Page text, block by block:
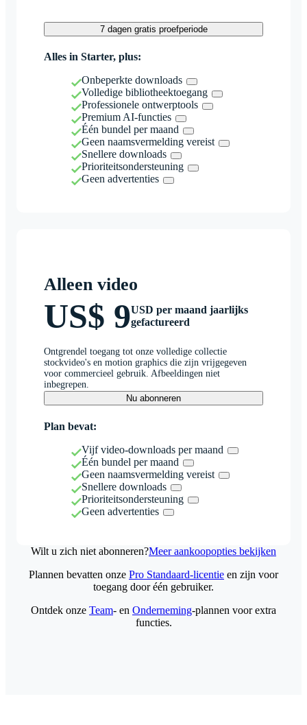
7 dagen gratis proefperiode
Alles in Starter, plus:
Onbeperkte downloads
Volledige bibliotheektoegang
Professionele ontwerptools
Premium AI-functies
Één bundel per maand
Geen naamsvermelding vereist
Snellere downloads
Prioriteitsondersteuning
Geen advertenties
Alleen video
US$ 9USD per maand jaarlijks
gefactureerd
Ontgrendel toegang tot onze volledige collectie
stockvideo's en motion graphics die zijn vrijgegeven
voor commercieel gebruik. Afbeeldingen niet
inbegrepen.
Nu abonneren
Plan bevat:
Vijf video-downloads per maand
Één bundel per maand
Geen naamsvermelding vereist
Snellere downloads
Prioriteitsondersteuning
Geen advertenties
Wilt u zich niet abonneren?Meer aankoopopties bekijken
Plannen bevatten onze Pro Standaard-licentie en zijn voor
toegang door één gebruiker.
Ontdek onze Team- en Onderneming-plannen voor extra
functies.